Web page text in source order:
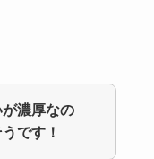
濃厚なの
です！